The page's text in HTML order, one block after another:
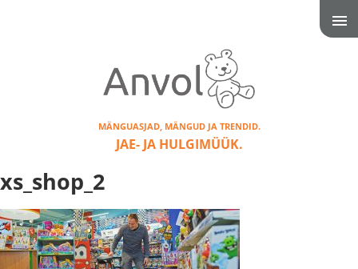
MÄNGUASJAD, MÄNGUD JA TRENDID.
JAE- JA HULGIMÜÜK.
xs_shop_2